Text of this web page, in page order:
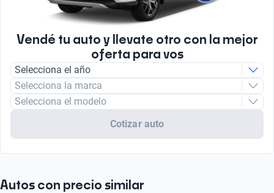
Combustión
Tipo de motor
Tipo de Combustible
Vendé tu auto y llevate otro con la mejor
oferta para vos
Selecciona el año
Selecciona la marca
Selecciona el modelo
Cotizar auto
Autos con precio similar